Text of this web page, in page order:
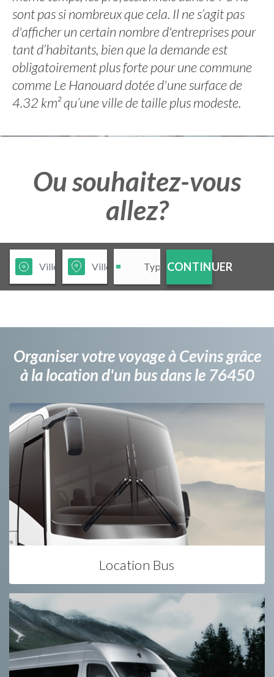
sont pas si nombreux que cela. Il ne s’agit pas
d'afficher un certain nombre d'entreprises pour
tant d’habitants, bien que la demande est
obligatoirement plus forte pour une commune
comme Le Hanouard dotée d'une surface de
4.32 km² qu’une ville de taille plus modeste.
Ou souhaitez-vous
allez?
CONTINUER
Organiser votre voyage à Cevins grâce
à la location d'un bus dans le 76450
Location Bus